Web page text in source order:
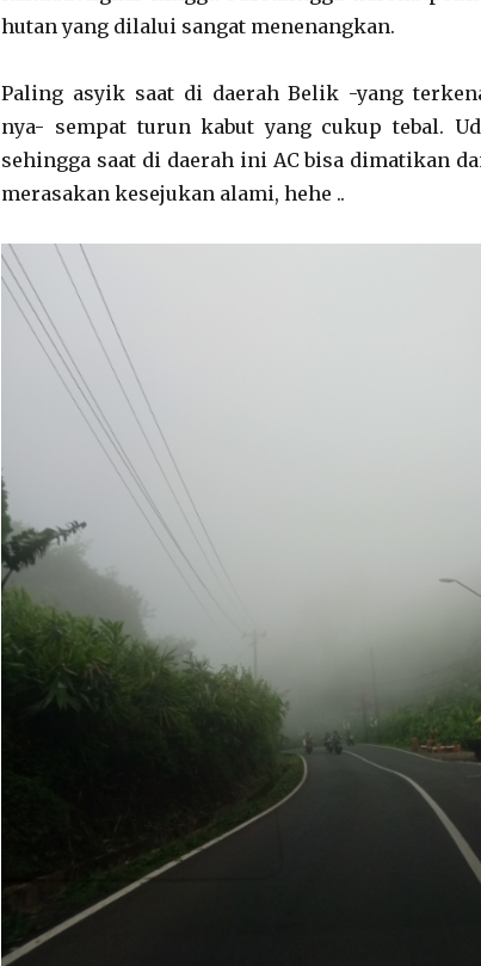
hutan yang dilalui sangat menenangkan.
Paling asyik saat di daerah Belik -yang
nya- sempat turun kabut yang cukup tebal.
sehingga saat di daerah ini AC bisa dimatikan
merasakan kesejukan alami, hehe ..